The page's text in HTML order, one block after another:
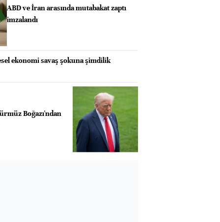
ABD ve İran arasında mutabakat zaptı
imzalandı
ekonomi savaş şokuna şimdilik
Boğazı'ndan